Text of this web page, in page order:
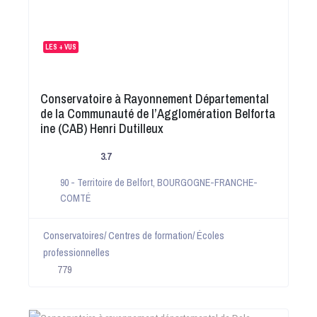
LES + VUS
Conservatoire à Rayonnement Départemental
de la Communauté de l’Agglomération Belforta
ine (CAB) Henri Dutilleux
3.7
90 - Territoire de Belfort, BOURGOGNE-FRANCHE-
COMTÉ
Conservatoires/ Centres de formation/ Écoles
professionnelles
779